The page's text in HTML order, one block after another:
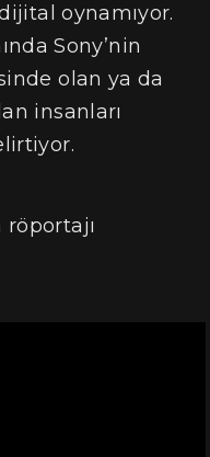
oynamıyor.
Sony’nin
olan ya da
insanları